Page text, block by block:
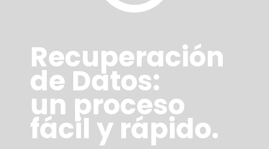
Recuperación
de Datos:
un proceso
fácil y rápido.